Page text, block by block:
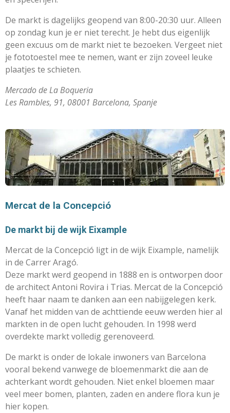
De markt is dagelijks geopend van 8:00-20:30 uur. Alleen
op zondag kun je er niet terecht. Je hebt dus eigenlijk
geen excuus om de markt niet te bezoeken. Vergeet niet
je fototoestel mee te nemen, want er zijn zoveel leuke
plaatjes te schieten.
Mercado de La Boqueria
Les Rambles, 91, 08001 Barcelona, Spanje
Mercat de la Concepció
De markt bij de wijk Eixample
Mercat de la Concepció ligt in de wijk Eixample, namelijk
in de Carrer Aragó.
Deze markt werd geopend in 1888 en is ontworpen door
de architect Antoni Rovira i Trias. Mercat de la Concepció
heeft haar naam te danken aan een nabijgelegen kerk.
Vanaf het midden van de achttiende eeuw werden hier al
markten in de open lucht gehouden. In 1998 werd
overdekte markt volledig gerenoveerd.
De markt is onder de lokale inwoners van Barcelona
vooral bekend vanwege de bloemenmarkt die aan de
achterkant wordt gehouden. Niet enkel bloemen maar
veel meer bomen, planten, zaden en andere flora kun je
hier kopen.